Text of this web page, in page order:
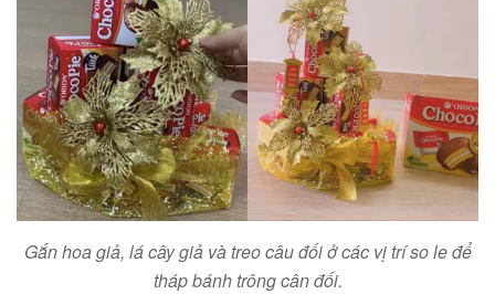
Gắn hoa giả, lá cây giả và treo câu đối ở các vị trí so le để
tháp bánh trông cân đối.